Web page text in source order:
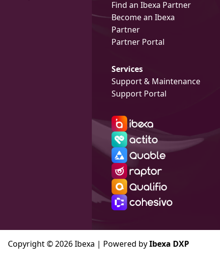
Find an Ibexa Partner
Become an Ibexa
Partner
Partner Portal
Services
Support & Maintenance
Support Portal
Copyright © 2026 Ibexa | Powered byIbexa DXP